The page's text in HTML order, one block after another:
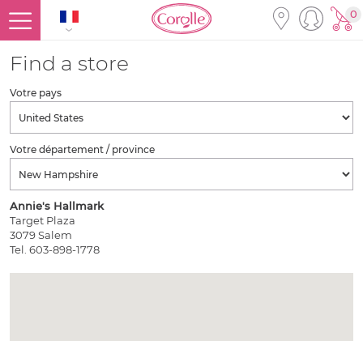
0
Find a store
Votre pays
Votre département / province
Annie's Hallmark
Target Plaza
3079 Salem
Tel. 603-898-1778